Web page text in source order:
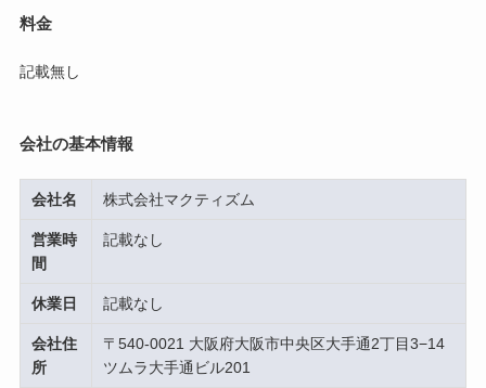
料金
記載無し
会社の基本情報
会社名 株式会社マクティズム
営業時
間
記載なし
休業日 記載なし
会社住
所
〒540-0021 大阪府大阪市中央区大手通2丁目3−14
ツムラ大手通ビル201